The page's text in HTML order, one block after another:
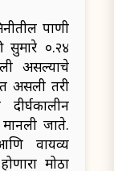
पाणी
सुमारे ०.२४
असल्याचे
असली तरी
मानली जाते.
वायव्य
मोठा